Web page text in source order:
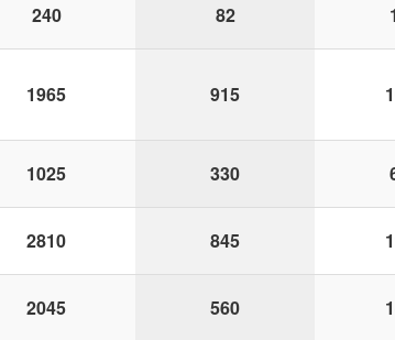
240 82
1965 915
1025 330
2810 845
2045 560